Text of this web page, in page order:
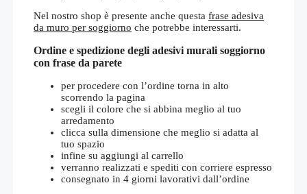
Nel nostro shop è presente anche questa frase adesiva
da muro per soggiorno che potrebbe interessarti.
Ordine e spedizione degli adesivi murali soggiorno
con frase da parete
per procedere con l’ordine torna in alto
scorrendo la pagina
scegli il colore che si abbina meglio al tuo
arredamento
clicca sulla dimensione che meglio si adatta al
tuo spazio
infine su aggiungi al carrello
verranno realizzati e spediti con corriere espresso
consegnato in 4 giorni lavorativi dall’ordine